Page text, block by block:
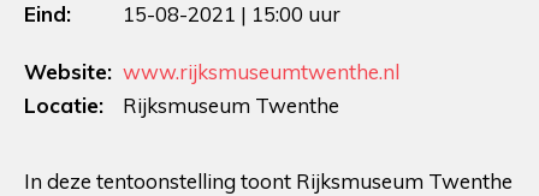
Eind:
15-08-2021 | 15:00 uur
Website: www.rijksmuseumtwenthe.nl
Locatie:
Rijksmuseum Twenthe
In deze tentoonstelling toont Rijksmuseum Twenthe